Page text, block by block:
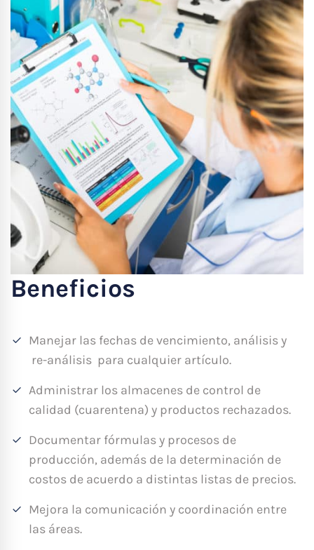
Beneficios
Manejar las fechas de vencimiento, análisis y
re-análisis para cualquier artículo.
Administrar los almacenes de control de
calidad (cuarentena) y productos rechazados.
Documentar fórmulas y procesos de
producción, además de la determinación de
costos de acuerdo a distintas listas de precios.
Mejora la comunicación y coordinación entre
las áreas.